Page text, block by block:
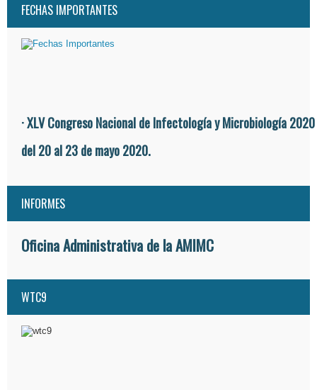
FECHAS IMPORTANTES
· XLV Congreso Nacional de Infectología y Microbiología 2020
del 20 al 23 de mayo 2020.
INFORMES
Oficina Administrativa de la AMIMC
WTC9